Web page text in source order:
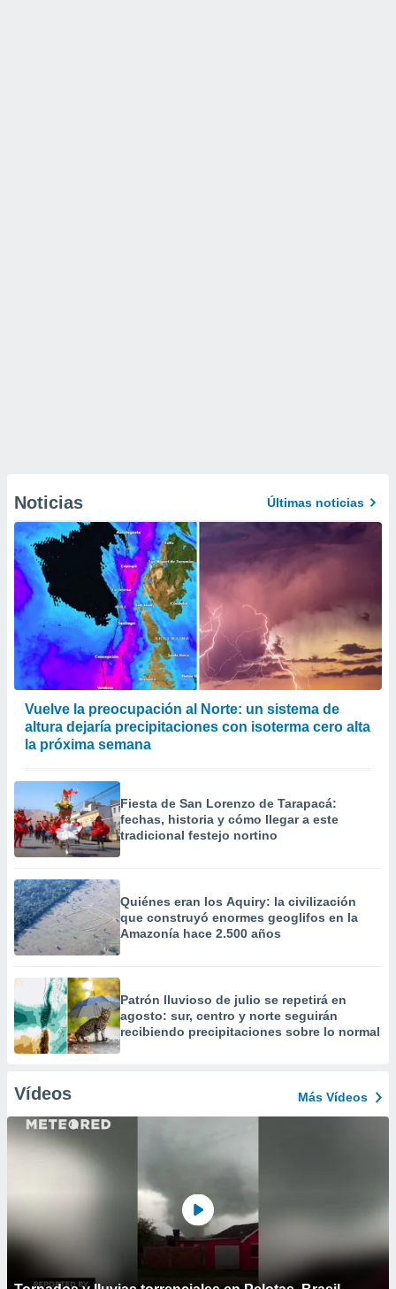
Noticias Últimas noticias
Vuelve la preocupación al Norte: un sistema de
altura dejaría precipitaciones con isoterma cero alta
la próxima semana
Fiesta de San Lorenzo de Tarapacá:
fechas, historia y cómo llegar a este
tradicional festejo nortino
Quiénes eran los Aquiry: la civilización
que construyó enormes geoglifos en la
Amazonía hace 2.500 años
Patrón lluvioso de julio se repetirá en
agosto: sur, centro y norte seguirán
recibiendo precipitaciones sobre lo normal
Vídeos Más Vídeos